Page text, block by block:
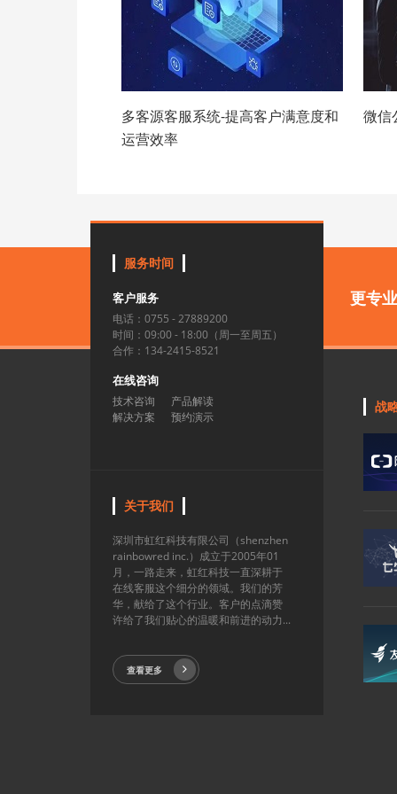
多客源客服系统-提高客户满意度和
运营效率
微信
更专
服务时间
客户服务
电话：0755 - 27889200
时间：09:00 - 18:00（周一至周五）
合作：134-2415-8521
在线咨询
技术咨询
产品解读
解决方案
预约演示
关于我们
深圳市虹红科技有限公司（shenzhen
rainbowred inc.）成立于2005年01
月，一路走来，虹红科技一直深耕于
在线客服这个细分的领域。我们的芳
华，献给了这个行业。客户的点滴赞
许给了我们贴心的温暖和前进的动力...
查看更多
战